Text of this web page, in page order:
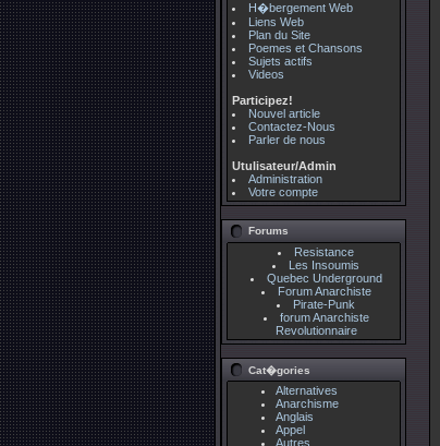
H�bergement Web
Liens Web
Plan du Site
Poemes et Chansons
Sujets actifs
Videos
Participez!
Nouvel article
Contactez-Nous
Parler de nous
Utulisateur/Admin
Administration
Votre compte
Forums
Resistance
Les Insoumis
Quebec Underground
Forum Anarchiste
Pirate-Punk
forum Anarchiste
Revolutionnaire
Cat�gories
Alternatives
Anarchisme
Anglais
Appel
Autres